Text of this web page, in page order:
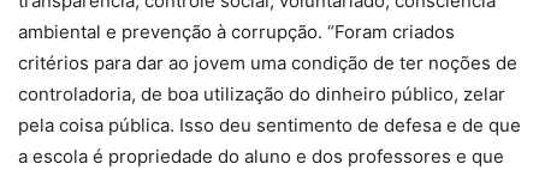
ambiental e prevenção à corrupção. “Foram criados
critérios para dar ao jovem uma condição de ter noções de
controladoria, de boa utilização do dinheiro público, zelar
pela coisa pública. Isso deu sentimento de defesa e de que
a escola é propriedade do aluno e dos professores e que